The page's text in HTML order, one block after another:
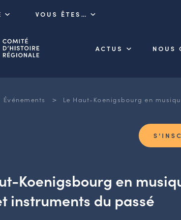
VOUS ÊTES…
ACTUS NOUS
Événements > Le Haut-Koenigsbourg en
Koenigsbourg en
instruments du passé